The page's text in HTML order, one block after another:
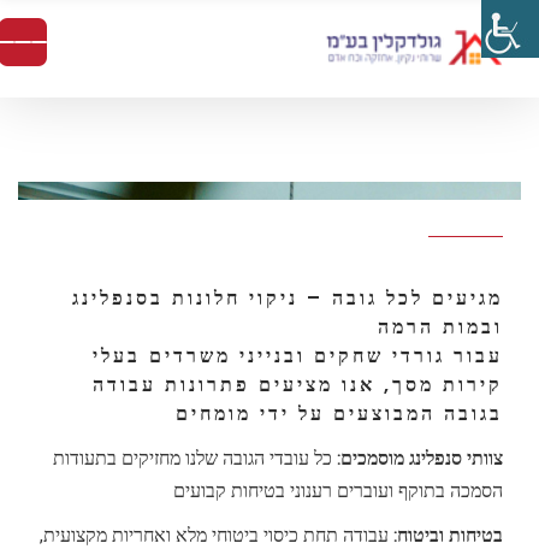
מגיעים לכל גובה – ניקוי חלונות בסנפלינג
ובמות הרמה
עבור גורדי שחקים ובנייני משרדים בעלי
קירות מסך, אנו מציעים פתרונות עבודה
בגובה המבוצעים על ידי מומחים
צוותי סנפלינג מוסמכים: כל עובדי הגובה שלנו מחזיקים בתעודות
הסמכה בתוקף ועוברים רענוני בטיחות קבועים
בטיחות וביטוח: עבודה תחת כיסוי ביטוחי מלא ואחריות מקצועית,